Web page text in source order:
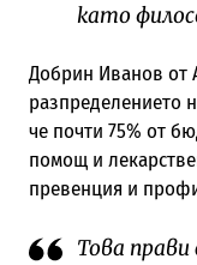
като
Добрин Иванов от
разпределението
че почти 75% от
помощ и
превенция и
Това